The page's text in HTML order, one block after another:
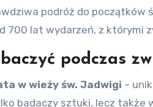
podróż do
700 lat wydarzeń, z którymi
podczas
w wieży św. Jadwigi –
badaczy sztuki, lecz